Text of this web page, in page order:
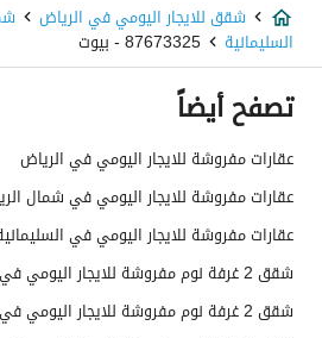
شقق للايجار اليومي في الرياض
السليمانية 87673325 - بيوت
تصفح أيضاً
عقارات مفروشة للايجار اليومي في الرياض
عقارات مفروشة للايجار اليومي في شمال
عقارات مفروشة للايجار اليومي في
شقق 2 غرفة نوم مفروشة للايجار اليومي في الرياض
شقق 2 غرفة نوم مفروشة للايجار اليومي في شمال الرياض